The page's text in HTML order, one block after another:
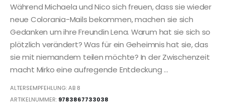
Während Michaela und Nico sich freuen, dass sie wieder
neue Colorania-Mails bekommen, machen sie sich
Gedanken um ihre Freundin Lena. Warum hat sie sich so
plötzlich verändert? Was für ein Geheimnis hat sie, das
sie mit niemandem teilen möchte? In der Zwischenzeit
macht Mirko eine aufregende Entdeckung …
ALTERSEMPFEHLUNG: AB 8
ARTIKELNUMMER: 9783867733038